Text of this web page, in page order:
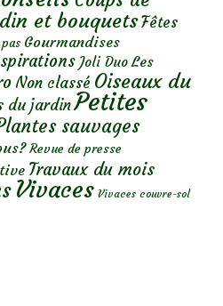
et bouquetsFêtes
Gourmandises
Joli Duo Les
Non classé Oiseaux du
du jardinPetites
sauvages
Revue de presse
Travaux du mois
Vivaces Vivaces couvre-sol